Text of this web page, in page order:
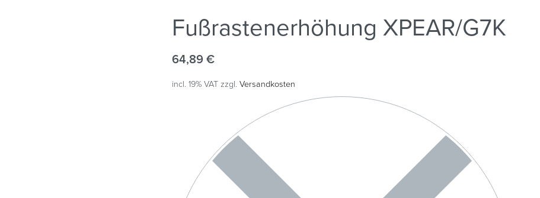
Fußrastenerhöhung XPEAR/G7K
64,89 €
incl. 19% VAT zzgl. Versandkosten